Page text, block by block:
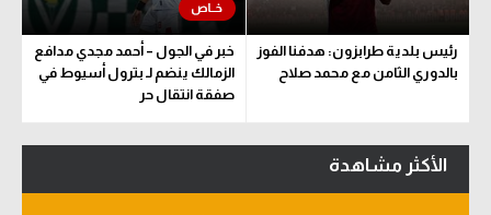
رئيس بلدية طرابزون: هدفنا الفوز
بالدوري الثامن مع محمد صلاح
خبر في الجول – أحمد مجدي مدافع
الزمالك ينضم لـ بترول أسيوط في
صفقة انتقال حر
الأكثر مشاهدة